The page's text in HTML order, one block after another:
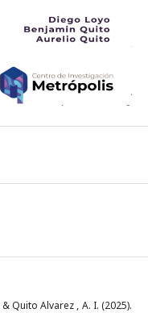
Quito Alvarez , A. I. (2025).